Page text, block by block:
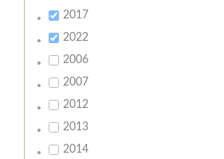
2017
2022
2006
2007
2012
2013
2014